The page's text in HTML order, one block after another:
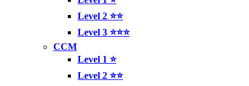
Level 2 ⭐⭐
Level 3 ⭐⭐⭐
CCM
Level 1 ⭐
Level 2 ⭐⭐